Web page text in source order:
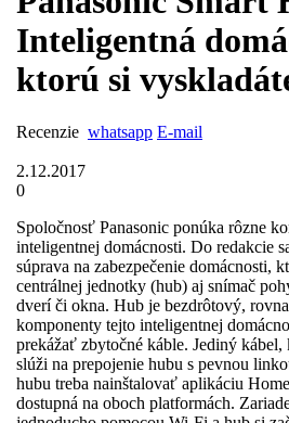
Inteligentná
ktorú si
Recenzie whatsapp E-mail
2.12.2017
0
Spoločnosť Panasonic ponúka rôzne
inteligentnej domácnosti. Do redakcie
súprava na zabezpečenie domácnosti,
centrálnej jednotky (hub) aj snímač
dverí či okna. Hub je bezdrôtový,
komponenty tejto inteligentnej
prekážať zbytočné káble. Jediný
slúži na prepojenie hubu s pevnou
hubu treba nainštalovať aplikáciu
dostupná na oboch platformách.